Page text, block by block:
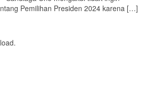
Pemilihan Presiden 2024 karena […]